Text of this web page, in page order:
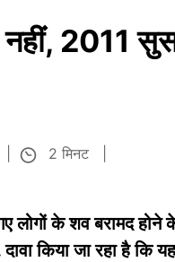
नहीं, 2011
2 मिनट
लोगों के शव बरामद
किया जा रहा है कि